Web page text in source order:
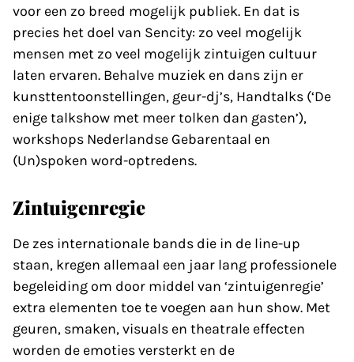
voor een zo breed mogelijk publiek. En dat is
precies het doel van Sencity: zo veel mogelijk
mensen met zo veel mogelijk zintuigen cultuur
laten ervaren. Behalve muziek en dans zijn er
kunsttentoonstellingen, geur-dj’s, Handtalks (‘De
enige talkshow met meer tolken dan gasten’),
workshops Nederlandse Gebarentaal en
(Un)spoken word-optredens.
Zintuigenregie
De zes internationale bands die in de line-up
staan, kregen allemaal een jaar lang professionele
begeleiding om door middel van ‘zintuigenregie’
extra elementen toe te voegen aan hun show. Met
geuren, smaken, visuals en theatrale effecten
worden de emoties versterkt en de